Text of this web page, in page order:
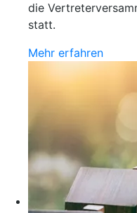
die
statt.
Mehr erfahren